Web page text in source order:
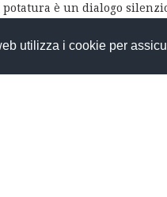
utilizza i cookie per
potatura è un dialogo
Ascoltare la
la vite è spoglia,